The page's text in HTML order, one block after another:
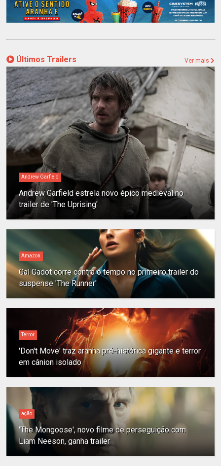
Últimos Trailers Ver mais
Andrew Garfield
Andrew Garfield estrela novo épico medieval no
trailer de 'The Uprising'
Amazon
Gal Gadot corre contra o tempo no primeiro trailer do
suspense 'The Runner'
Terror
'Don't Move' traz aranha pré-histórica gigante e terror
em cânion isolado
ação
'The Mongoose', novo filme de perseguição com
Liam Neeson, ganha trailer